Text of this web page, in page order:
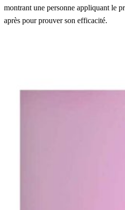
montrant une personne appliquant le
après pour prouver son efficacité.